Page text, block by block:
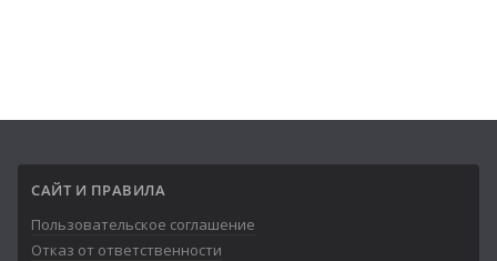
САЙТ И ПРАВИЛА
Пользовательское соглашение
Отказ от ответственности